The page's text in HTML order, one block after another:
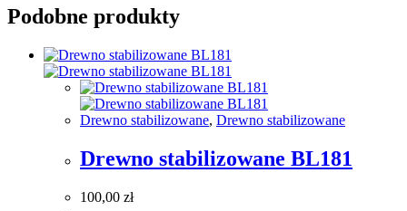
Podobne produkty
Drewno stabilizowane, Drewno stabilizowane
Drewno stabilizowane BL181
100,00 zł